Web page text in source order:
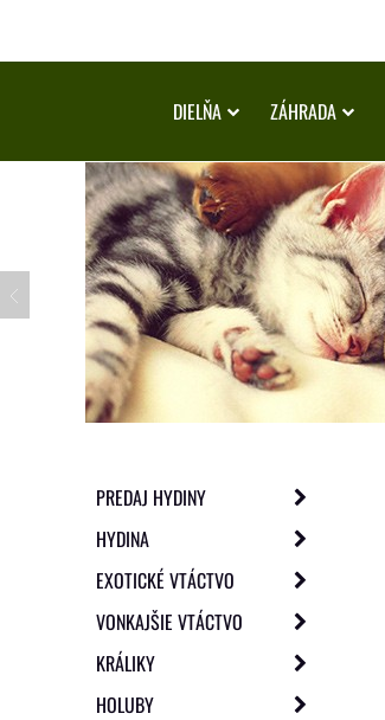
DIELŇA ZÁHRADA
PREDAJ HYDINY
HYDINA
EXOTICKÉ VTÁCTVO
VONKAJŠIE VTÁCTVO
KRÁLIKY
HOLUBY